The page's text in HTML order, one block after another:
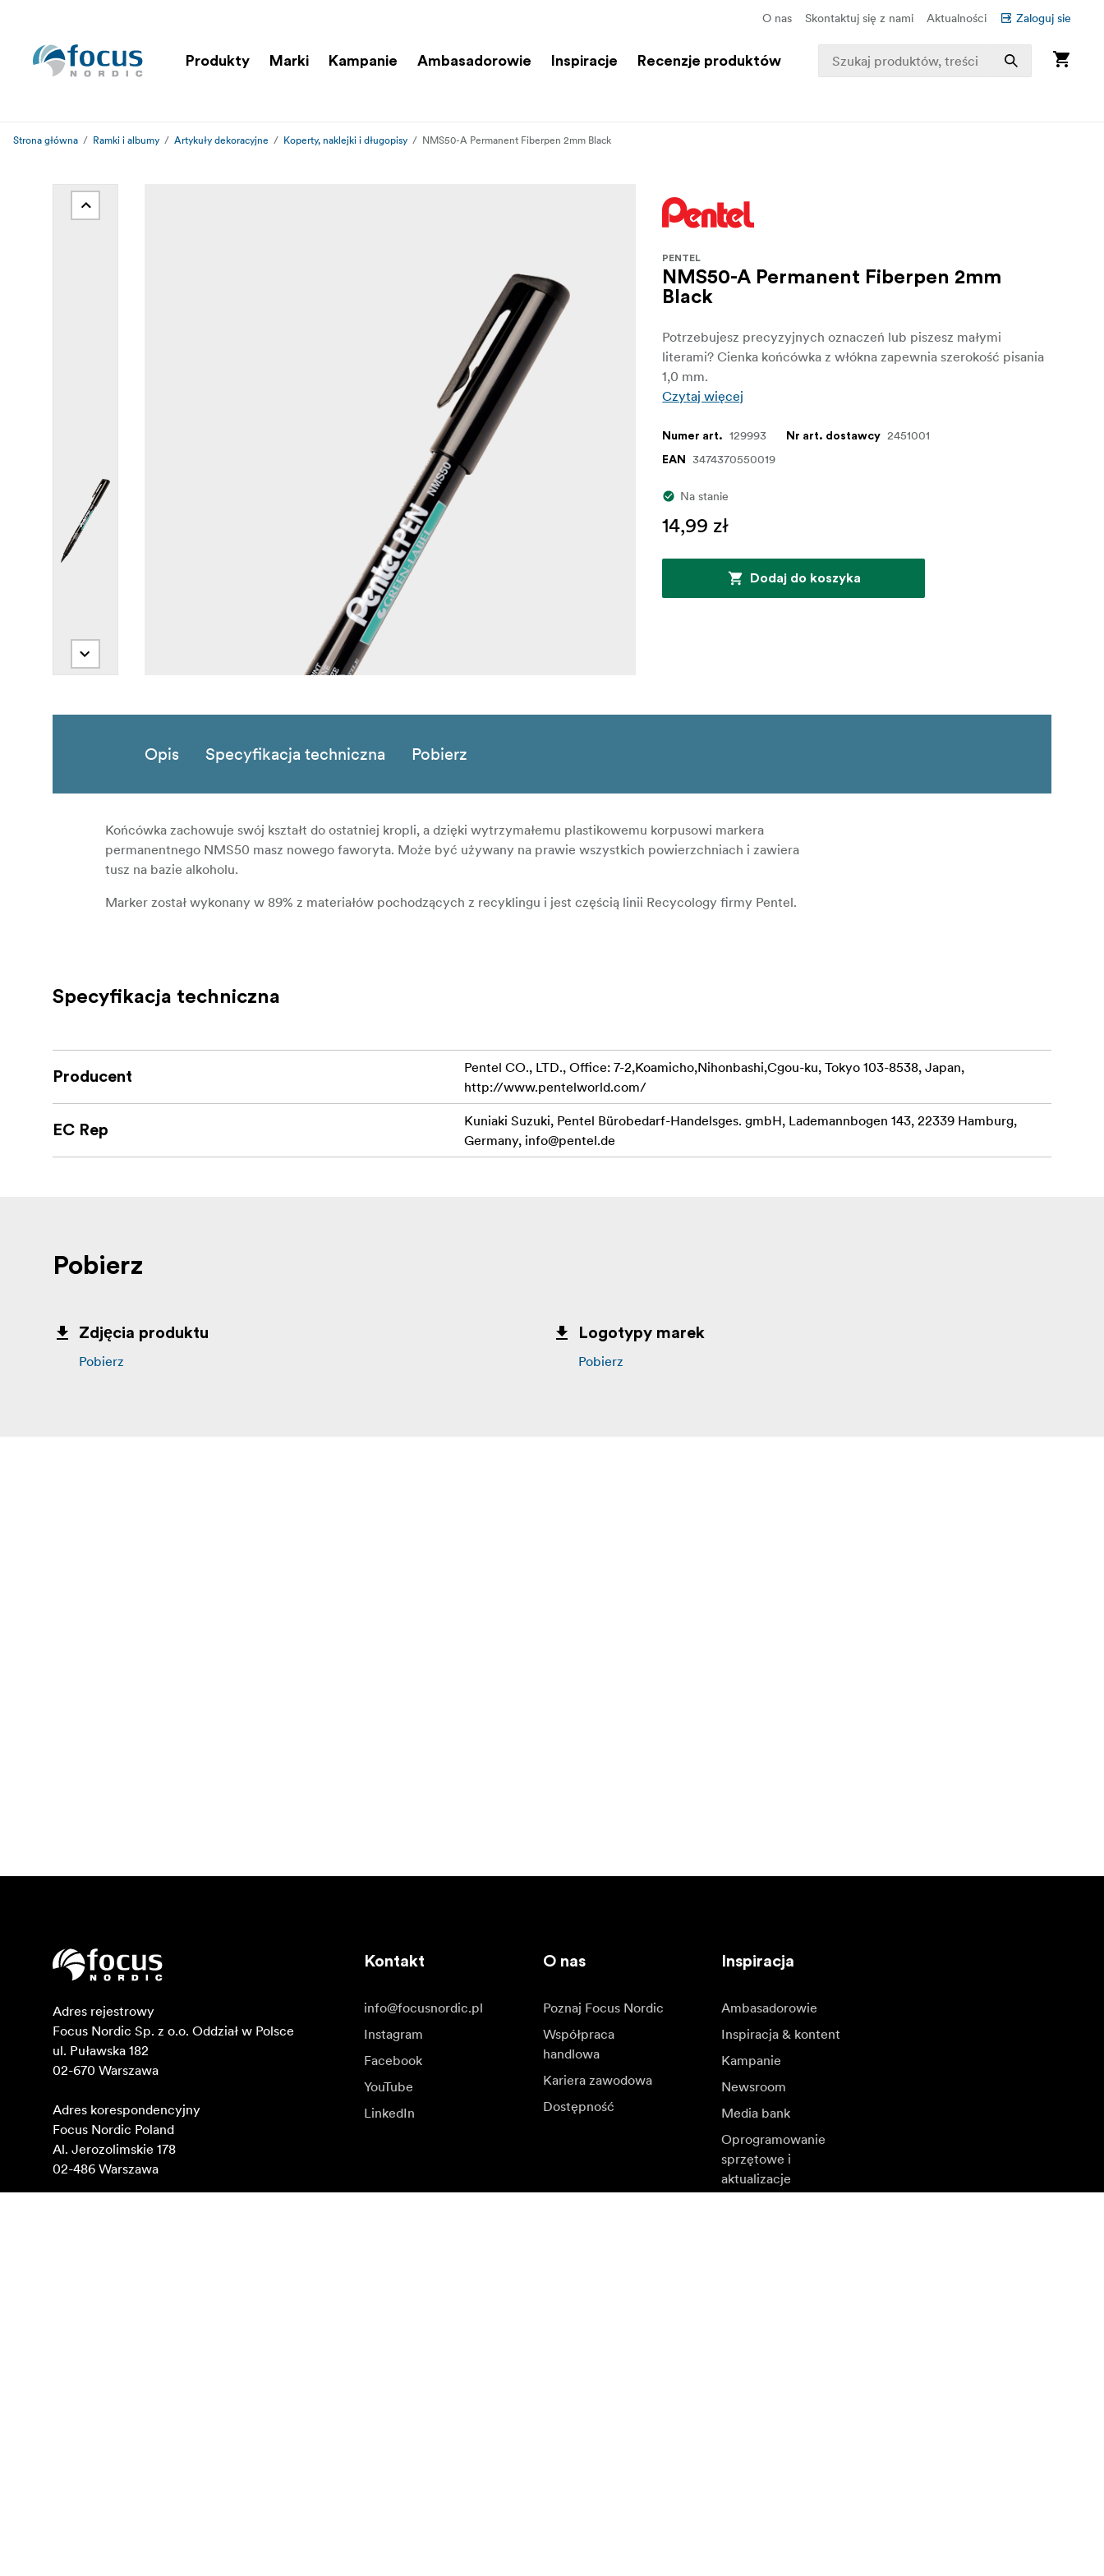
O nas Skontaktuj się z nami Aktualności Zaloguj sie
Produkty Marki Kampanie Ambasadorowie Inspiracje Recenzje produktów
Strona główna Ramki i albumy Artykuły dekoracyjne Koperty, naklejki i długopisy NMS50-A Permanent Fiberpen 2mm Black
PENTEL
NMS50-A Permanent Fiberpen 2mm
Black
Potrzebujesz precyzyjnych oznaczeń lub piszesz małymi
literami? Cienka końcówka z włókna zapewnia szerokość pisania
1,0 mm.
Czytaj więcej
Numer art. 129993 Nr art. dostawcy 2451001
EAN 3474370550019
Na stanie
14,99 zł
Dodaj do koszyka
Opis Specyfikacja techniczna Pobierz
Końcówka zachowuje swój kształt do ostatniej kropli, a dzięki wytrzymałemu plastikowemu korpusowi markera
permanentnego NMS50 masz nowego faworyta. Może być używany na prawie wszystkich powierzchniach i zawiera
tusz na bazie alkoholu.
Marker został wykonany w 89% z materiałów pochodzących z recyklingu i jest częścią linii Recycology firmy Pentel.
Specyfikacja techniczna
Producent
Pentel CO., LTD., Office: 7-2,Koamicho,Nihonbashi,Cgou-ku, Tokyo 103-8538, Japan,
http://www.pentelworld.com/
EC Rep
Kuniaki Suzuki, Pentel Bürobedarf-Handelsges. gmbH, Lademannbogen 143, 22339 Hamburg,
Germany, info@pentel.de
Pobierz
Zdjęcia produktu
Pobierz
Logotypy marek
Pobierz
Adres rejestrowy
Focus Nordic Sp. z o.o. Oddział w Polsce
ul. Puławska 182
02-670 Warszawa
Adres korespondencyjny
Focus Nordic Poland
Al. Jerozolimskie 178
02-486 Warszawa
Kontakt
info@focusnordic.pl
Instagram
Facebook
YouTube
LinkedIn
O nas
Poznaj Focus Nordic
Współpraca
handlowa
Kariera zawodowa
Dostępność
Inspiracja
Ambasadorowie
Inspiracja & kontent
Kampanie
Newsroom
Media bank
Oprogramowanie
sprzętowe i
aktualizacje